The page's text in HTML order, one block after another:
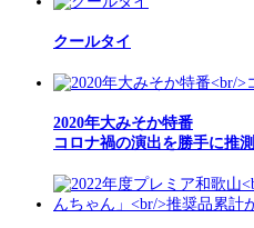
クールタイ
2020年大みそか特番
コロナ禍の演出を勝手に推測